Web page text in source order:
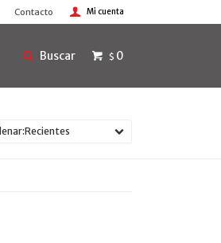
$ 0
Contacto
Recientes